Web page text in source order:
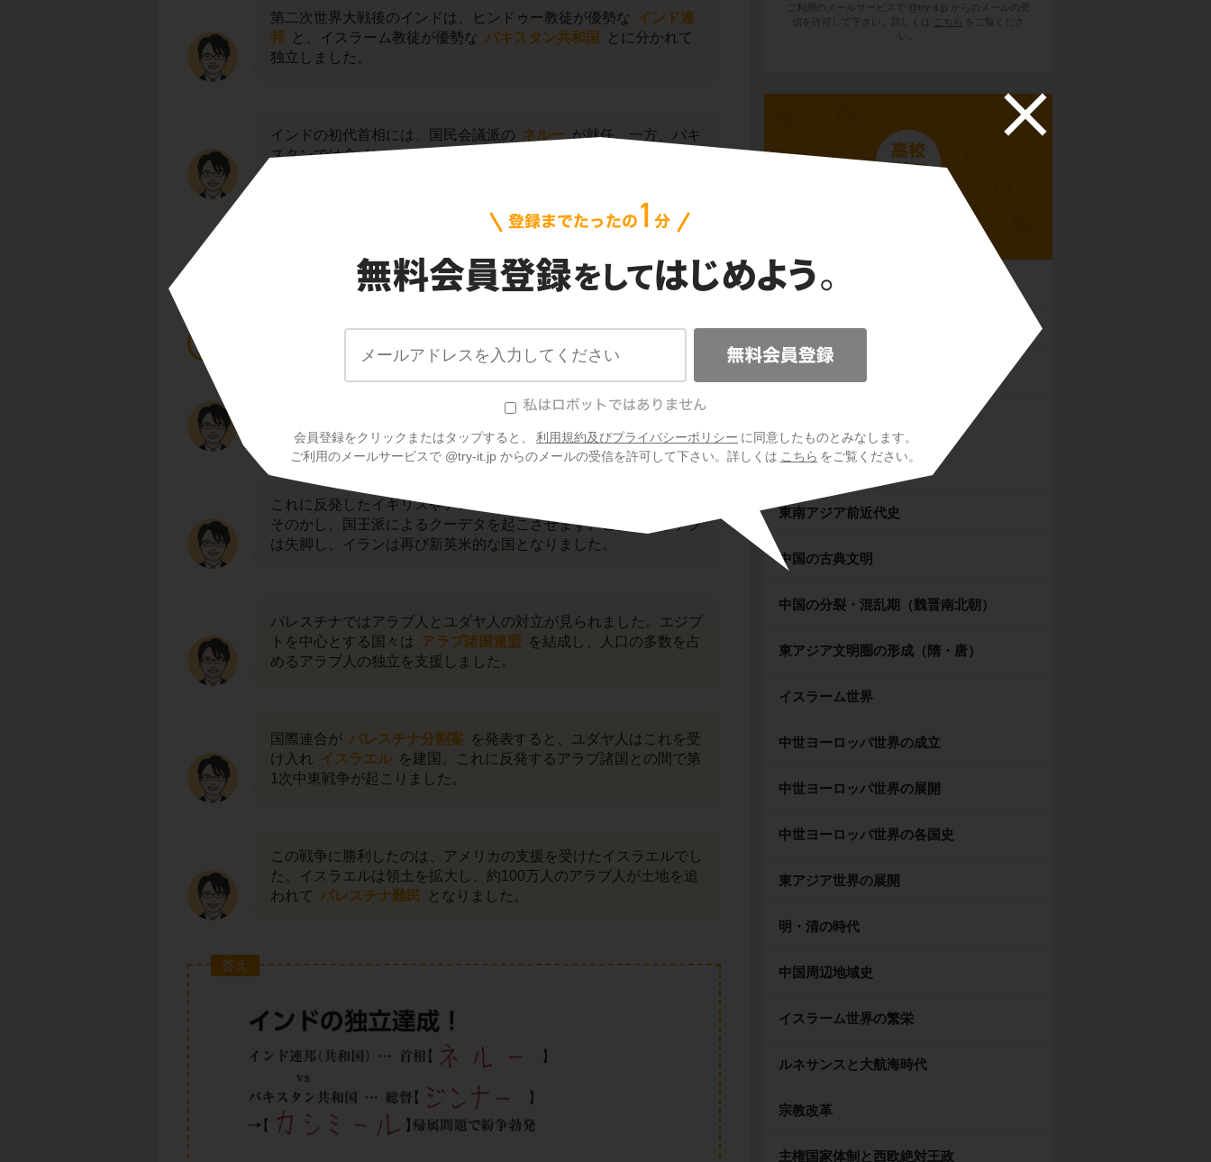
会員登録をクリックまたはタップすると、 利用規約及びプライバシーポリシー に同意したものとみなします。
ご利用のメールサービスで @try-it.jp からのメールの受信を許可して下さい。詳しくは こちら をご覧ください。
第二次世界大戦後のインドは、ヒンドゥー教徒が優勢な
インド連
邦 と、イスラーム教徒が優勢な パキスタン共和国
とに分かれて
独立しました。
インドの初代首相には、国民会議派の ネルー が就任。一方、パキ
スタンでは全インド＝ムスリム連盟の指導者
い、第1次インド＝パキスタン戦争が勃発することになりました。
は、資源ナショナリズムの考え方
これに反発したイギリスやアメリカは国王
そのかし、国王派によるクーデタを起こさせます。これでモサデグ
は失脚し、イランは再び新英米的な国となりました。
パレスチナではアラブ人とユダヤ人の対立が見られました。エジプ
トを中心とする国々は
アラブ諸国連盟 を結成し、人口の多数を占
めるアラブ人の独立を支援しました。
国際連合が パレスチナ分割案 を発表すると、ユダヤ人はこれを受
け入れ
イスラエル を建国。これに反発するアラブ諸国との間で第
1次中東戦争が起こりました。
この戦争に勝利したのは、アメリカの支援を受けたイスラエルでし
た。イスラエルは領土を拡大し、約100万人のアラブ人が土地を追
われて パレスチナ難民 となりました。
答え
ご利用のメールサービスで @try-it.jp からのメールの受
信を許可して下さい。詳しくは
こちら
をご覧くださ
い。
先史時代
古代オリエント
インドの古典文明
東南アジア前近代史
中国の古典文明
中国の分裂・混乱期（魏晋南北朝）
東アジア文明圏の形成（隋・唐）
イスラーム世界
中世ヨーロッパ世界の成立
中世ヨーロッパ世界の展開
中世ヨーロッパ世界の各国史
東アジア世界の展開
明・清の時代
中国周辺地域史
イスラーム世界の繁栄
ルネサンスと大航海時代
宗教改革
主権国家体制と西欧絶対王政